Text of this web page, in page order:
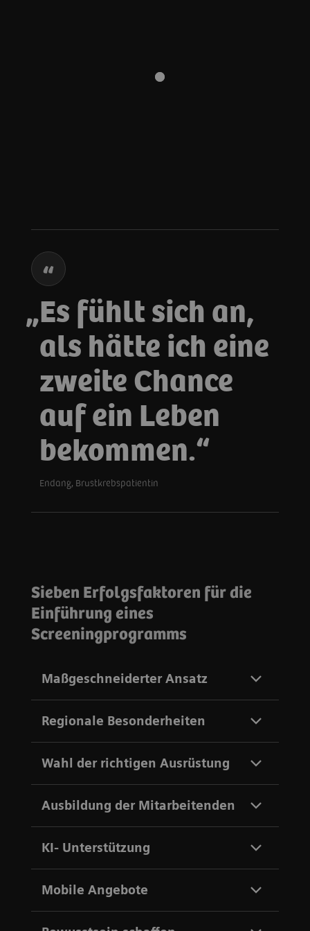
Es fühlt sich an,
als hätte ich eine
zweite Chance
auf ein Leben
bekommen.
Endang, Brustkrebspatientin
Sieben Erfolgsfaktoren für die
Einführung eines
Screeningprogramms
Maßgeschneiderter Ansatz
Regionale Besonderheiten
Wahl der richtigen Ausrüstung
Ausbildung der Mitarbeitenden
KI- Unterstützung
Mobile Angebote